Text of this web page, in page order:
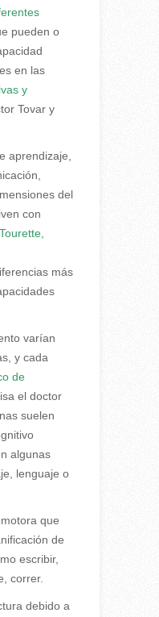
pueden o
en las
y
Tovar y
aprendizaje,
del
con
más
varían
y cada
de
el doctor
suelen
algunas
lenguaje o
que
de
escribir,
correr.
debido a